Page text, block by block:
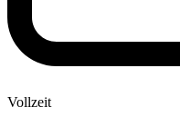
Vollzeit